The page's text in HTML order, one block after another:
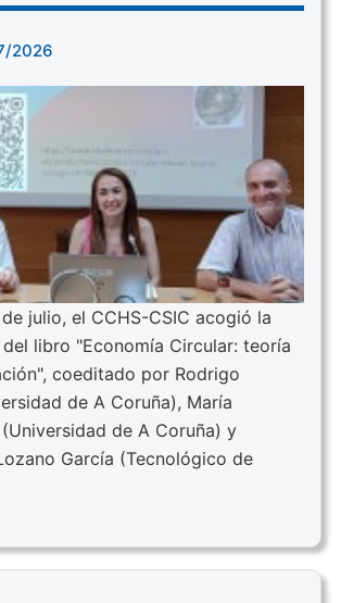
2026
julio, el CCHS-CSIC acogió la
libro "Economía Circular: teoría
coeditado por Rodrigo
de A Coruña), María
de A Coruña) y
García (Tecnológico de